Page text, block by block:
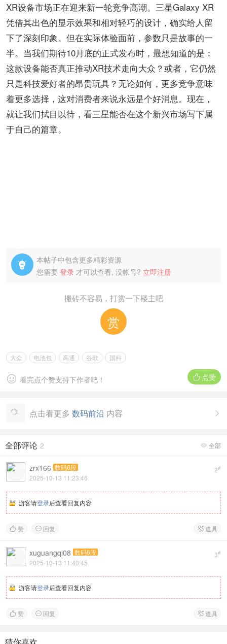
XR设备市场正在迎来新一轮竞争高潮。三星Galaxy XR
凭借其出色的显示效果和相对轻巧的设计，确实给人留
下了深刻印象。但在实际体验面前，参数只是故事的一
半。当我们期待10月底的正式发布时，最想知道的是：
这款设备能否真正推动XR技术走向大众？或者，它仍然
只是科技爱好者的昂贵玩具？无论如何，更多竞争意味
着更多选择，这对消费者来说永远是个好消息。现在，
就让我们拭目以待，看三星能否在这个新兴市场写下属
于自己的篇章。

本帖子中包含更多精彩资源
您需要 登录 才可以查看, 没帐号? 立即注册
搬砖不容易，打赏一下楼主吧
赏
大众 电池包 高通 谷歌 国科
 点赞
 看完点个赞支持下作者吧！

点击看更多 数码前沿 内容
 全部
全部评论 2
2#
zrx166 数码6段
2025-10-13 11:23:46
游客请登录后查看回复内容
 赞  回复  道具
3#
xuguangqi08 数码6段
2025-10-13 11:40:45
游客请登录后查看回复内容
 赞  回复  道具